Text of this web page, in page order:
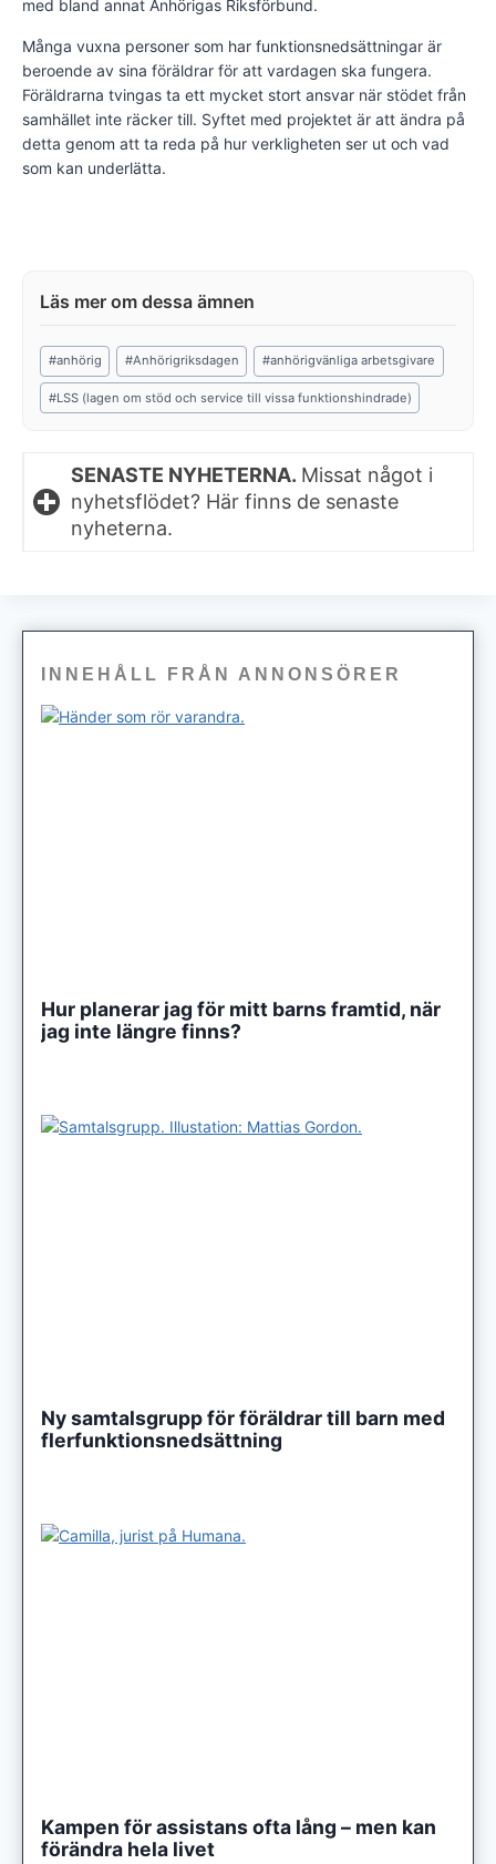
med bland annat Anhörigas Riksförbund.
Många vuxna personer som har funktionsnedsättningar är
beroende av sina föräldrar för att vardagen ska fungera.
Föräldrarna tvingas ta ett mycket stort ansvar när stödet från
samhället inte räcker till. Syftet med projektet är att ändra på
detta genom att ta reda på hur verkligheten ser ut och vad
som kan underlätta.
Post
Tags:
#anhörig #Anhörigriksdagen #anhörigvänliga arbetsgivare
#LSS (lagen om stöd och service till vissa funktionshindrade)
SENASTE NYHETERNA. Missat något i
nyhetsflödet? Här finns de senaste
nyheterna.
INNEHÅLL FRÅN ANNONSÖRER
Hur planerar jag för mitt barns framtid, när
jag inte längre finns?
Ny samtalsgrupp för föräldrar till barn med
flerfunktionsnedsättning
Kampen för assistans ofta lång – men kan
förändra hela livet